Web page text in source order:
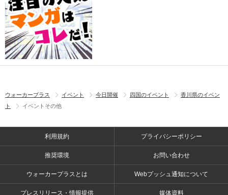
ウォーカープラス イベント 今日開催 四国のイベント
香川県のイベン
ト
イベントその他
利用規約 プライバシーポリシー
推奨環境 お問い合わせ
ウォーカープラスとは Webプッシュ通知について
プレスリリース・情報提供 媒体資料